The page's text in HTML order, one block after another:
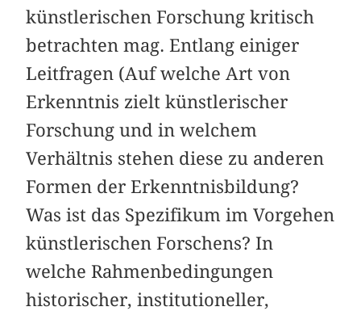
künstlerischen Forschung kritisch
betrachten mag. Entlang einiger
Leitfragen (Auf welche Art von
Erkenntnis zielt künstlerischer
Forschung und in welchem
Verhältnis stehen diese zu anderen
Formen der Erkenntnisbildung?
Was ist das Spezifikum im Vorgehen
künstlerischen Forschens? In
welche Rahmenbedingungen
historischer, institutioneller,